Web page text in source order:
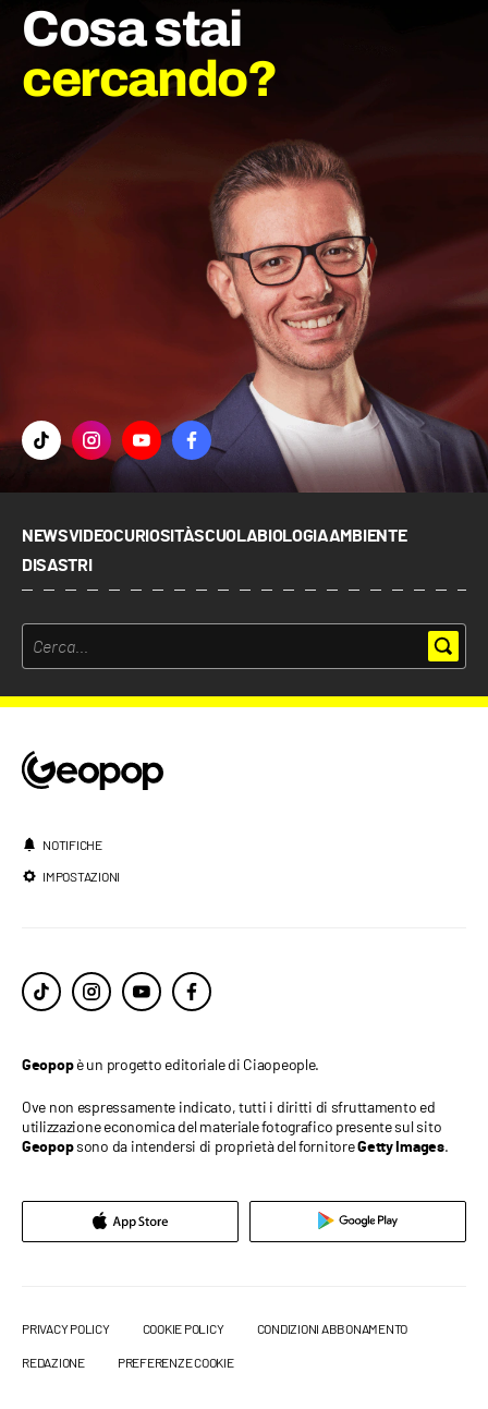
Cosa stai
cercando?
NEWSVIDEOCURIOSITÀSCUOLABIOLOGIAAMBIENTE
DISASTRI
NOTIFICHE
IMPOSTAZIONI
Geopopè un progetto editoriale di Ciaopeople.
Ove non espressamente indicato, tutti i diritti di sfruttamento ed
utilizzazione economica del materiale fotografico presente sul sito
Geopopsono da intendersi di proprietà del fornitoreGetty Images.
PRIVACY POLICY COOKIE POLICY CONDIZIONI ABBONAMENTO
REDAZIONE PREFERENZE COOKIE